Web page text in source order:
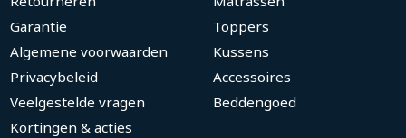
Garantie
Algemene voorwaarden
Privacybeleid
Veelgestelde vragen
Kortingen & acties
Toppers
Kussens
Accessoires
Beddengoed